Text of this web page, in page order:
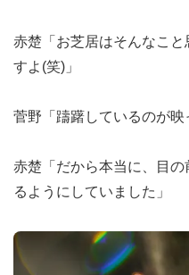
赤楚「お芝居はそんなこ
すよ(笑)」
菅野「躊躇しているのが映
赤楚「だから本当に、目
るようにしていました」